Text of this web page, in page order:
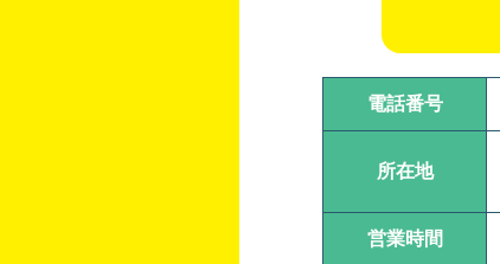
電話番号
所在地
営業時間